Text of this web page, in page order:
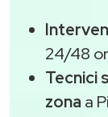
24/48
Tecnici
zona a